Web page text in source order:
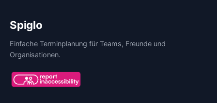
Spiglo
Einfache Terminplanung für Teams, Freunde und
Organisationen.